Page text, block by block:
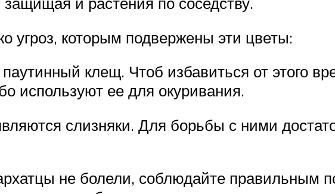
угроз, которым подвержены эти цветы:
клещ. Чтоб избавиться от этого
используют ее для окуривания.
слизняки. Для борьбы с ними
не болели, соблюдайте правильным